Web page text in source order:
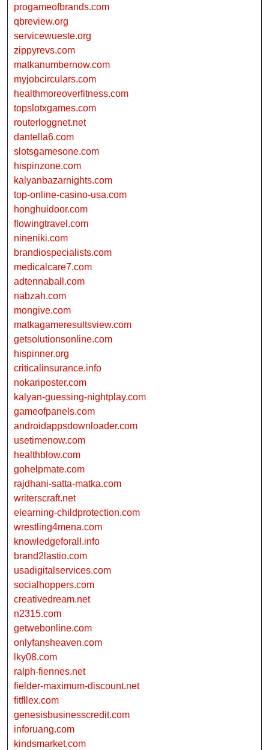
progameofbrands.com
qbreview.org
servicewueste.org
zippyrevs.com
matkanumbernow.com
myjobcirculars.com
healthmoreoverfitness.com
topslotxgames.com
routerloggnet.net
dantella6.com
slotsgamesone.com
hispinzone.com
kalyanbazarnights.com
top-online-casino-usa.com
honghuidoor.com
flowingtravel.com
nineniki.com
brandiospecialists.com
medicalcare7.com
adtennaball.com
nabzah.com
mongive.com
matkagameresultsview.com
getsolutionsonline.com
hispinner.org
criticalinsurance.info
nokariposter.com
kalyan-guessing-nightplay.com
gameofpanels.com
androidappsdownloader.com
usetimenow.com
healthblow.com
gohelpmate.com
rajdhani-satta-matka.com
writerscraft.net
elearning-childprotection.com
wrestling4mena.com
knowledgeforall.info
brand2lastio.com
usadigitalservices.com
socialhoppers.com
creativedream.net
n2315.com
getwebonline.com
onlyfansheaven.com
lky08.com
ralph-fiennes.net
fielder-maximum-discount.net
fitfllex.com
genesisbusinesscredit.com
inforuang.com
kindsmarket.com